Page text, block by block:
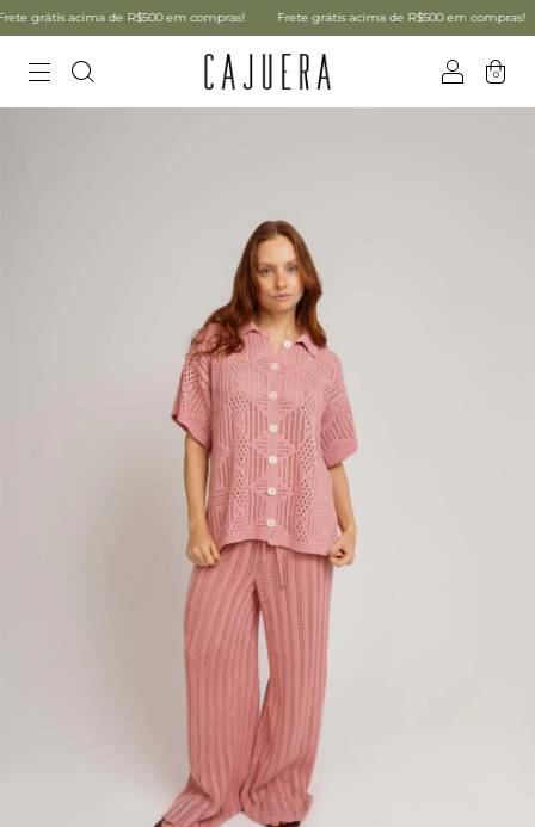
grátis acima de R$500 em compras! Frete grátis acima de R$500 em compras!
0